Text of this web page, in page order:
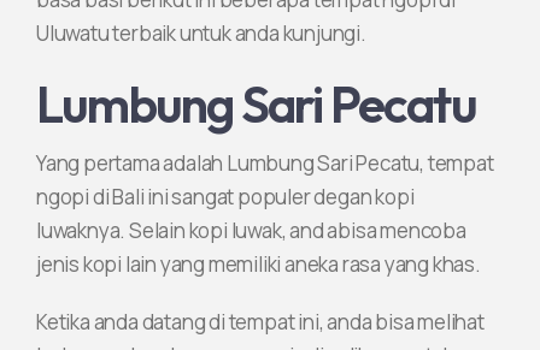
Uluwatu terbaik untuk anda kunjungi.
Lumbung Sari Pecatu
Yang pertama adalah Lumbung Sari Pecatu, tempat
ngopi di Bali ini sangat populer degan kopi
luwaknya. Selain kopi luwak, and abisa mencoba
jenis kopi lain yang memiliki aneka rasa yang khas.
Ketika anda datang di tempat ini, anda bisa melihat